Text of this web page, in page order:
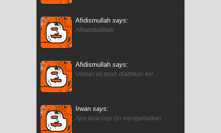
Afidismullah says:
Alhamdulillahi
Afidismullah says:
Ulasan ini telah dialihkan kel…
Irwan says:
Apa bisa copi ijin mengamalkan